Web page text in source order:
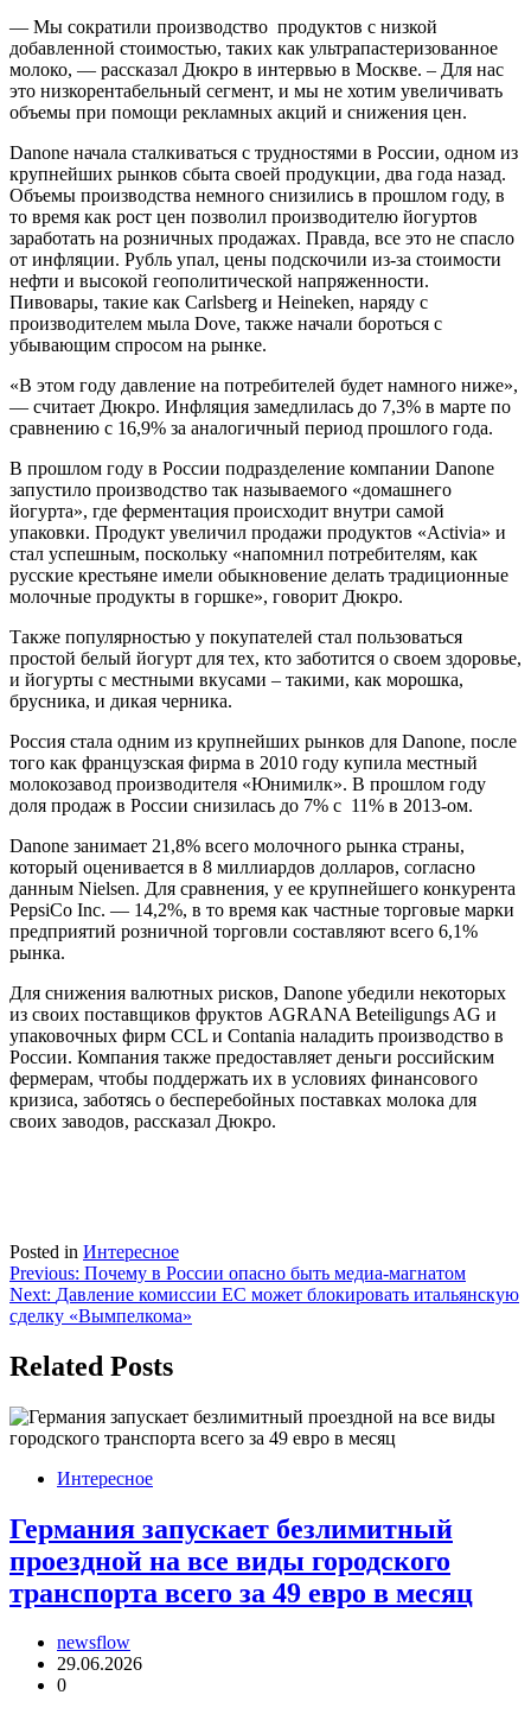
— Мы сократили производство продуктов с низкой
добавленной стоимостью, таких как ультрапастеризованное
молоко, — рассказал Дюкро в интервью в Москве. – Для нас
это низкорентабельный сегмент, и мы не хотим увеличивать
объемы при помощи рекламных акций и снижения цен.
Danone начала сталкиваться с трудностями в России, одном из
крупнейших рынков сбыта своей продукции, два года назад.
Объемы производства немного снизились в прошлом году, в
то время как рост цен позволил производителю йогуртов
заработать на розничных продажах. Правда, все это не спасло
от инфляции. Рубль упал, цены подскочили из-за стоимости
нефти и высокой геополитической напряженности.
Пивовары, такие как Carlsberg и Heineken, наряду с
производителем мыла Dove, также начали бороться с
убывающим спросом на рынке.
«В этом году давление на потребителей будет намного ниже»,
— считает Дюкро. Инфляция замедлилась до 7,3% в марте по
сравнению с 16,9% за аналогичный период прошлого года.
В прошлом году в России подразделение компании Danone
запустило производство так называемого «домашнего
йогурта», где ферментация происходит внутри самой
упаковки. Продукт увеличил продажи продуктов «Activia» и
стал успешным, поскольку «напомнил потребителям, как
русские крестьяне имели обыкновение делать традиционные
молочные продукты в горшке», говорит Дюкро.
Также популярностью у покупателей стал пользоваться
простой белый йогурт для тех, кто заботится о своем здоровье,
и йогурты с местными вкусами – такими, как морошка,
брусника, и дикая черника.
Россия стала одним из крупнейших рынков для Danone, после
того как французская фирма в 2010 году купила местный
молокозавод производителя «Юнимилк». В прошлом году
доля продаж в России снизилась до 7% с 11% в 2013-ом.
Danone занимает 21,8% всего молочного рынка страны,
который оценивается в 8 миллиардов долларов, согласно
данным Nielsen. Для сравнения, у ее крупнейшего конкурента
PepsiCo Inc. — 14,2%, в то время как частные торговые марки
предприятий розничной торговли составляют всего 6,1%
рынка.
Для снижения валютных рисков, Danone убедили некоторых
из своих поставщиков фруктов AGRANA Beteiligungs AG и
упаковочных фирм CCL и Contania наладить производство в
России. Компания также предоставляет деньги российским
фермерам, чтобы поддержать их в условиях финансового
кризиса, заботясь о бесперебойных поставках молока для
своих заводов, рассказал Дюкро.
Posted in Интересное
Навигация
по
Previous: Почему в России опасно быть медиа-магнатом
Next: Давление комиссии ЕС может блокировать итальянскую
сделку «Вымпелкома»
Related Posts
Интересное
Германия запускает безлимитный
проездной на все виды городского
транспорта всего за 49 евро в месяц
newsflow
29.06.2026
0